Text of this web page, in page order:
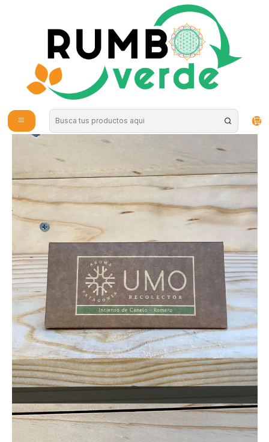
Envío gratis por compras sobre los 59.990 en la provincia de Santiago
Varitas De Incienso - Canelo Romero